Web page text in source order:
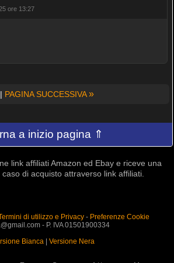
ore 13:27
| PAGINA SUCCESSIVA»
a inizio pagina ⇑
link affiliati Amazon ed Ebay e riceve una
di acquisto attraverso link affiliati.
di utilizzo e Privacy- Preferenze Cookie
- P. IVA 01501900334
Bianca
Versione Nera